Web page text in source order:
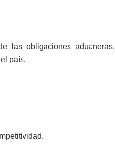
las obligaciones aduaneras,
país.